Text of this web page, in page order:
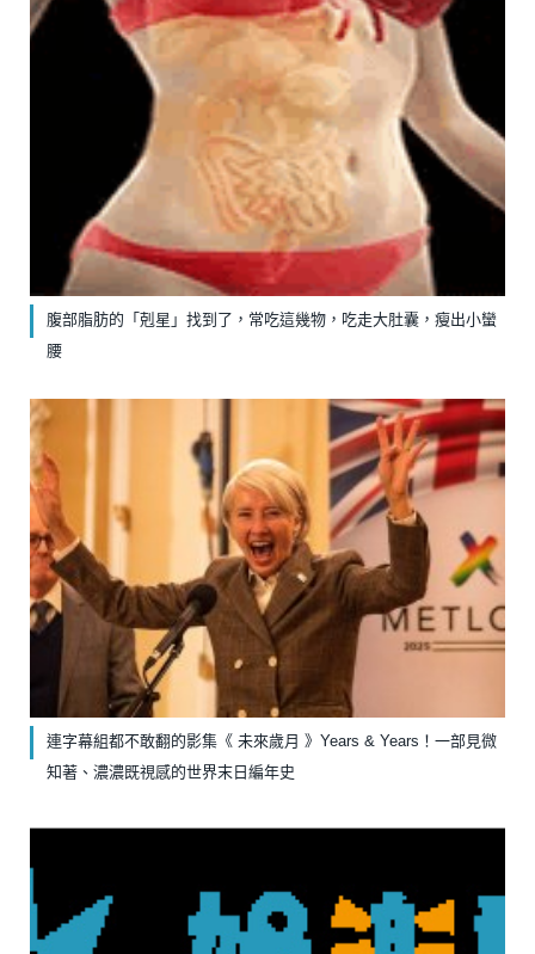
腹部脂肪的「剋星」找到了，常吃這幾物，吃走大肚囊，瘦出小蠻
腰
連字幕組都不敢翻的影集《 未來歲月 》Years & Years！一部見微
知著、濃濃既視感的世界末日編年史